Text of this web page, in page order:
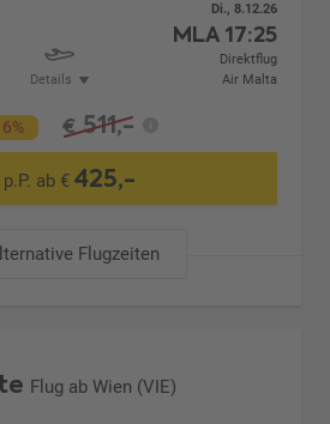
Details
Di., 8.12.26
MLA 17:25
Direktflug
Air Malta
€ 511,-
p.P. ab €425,-
Flugzeiten
Flug ab Wien (VIE)